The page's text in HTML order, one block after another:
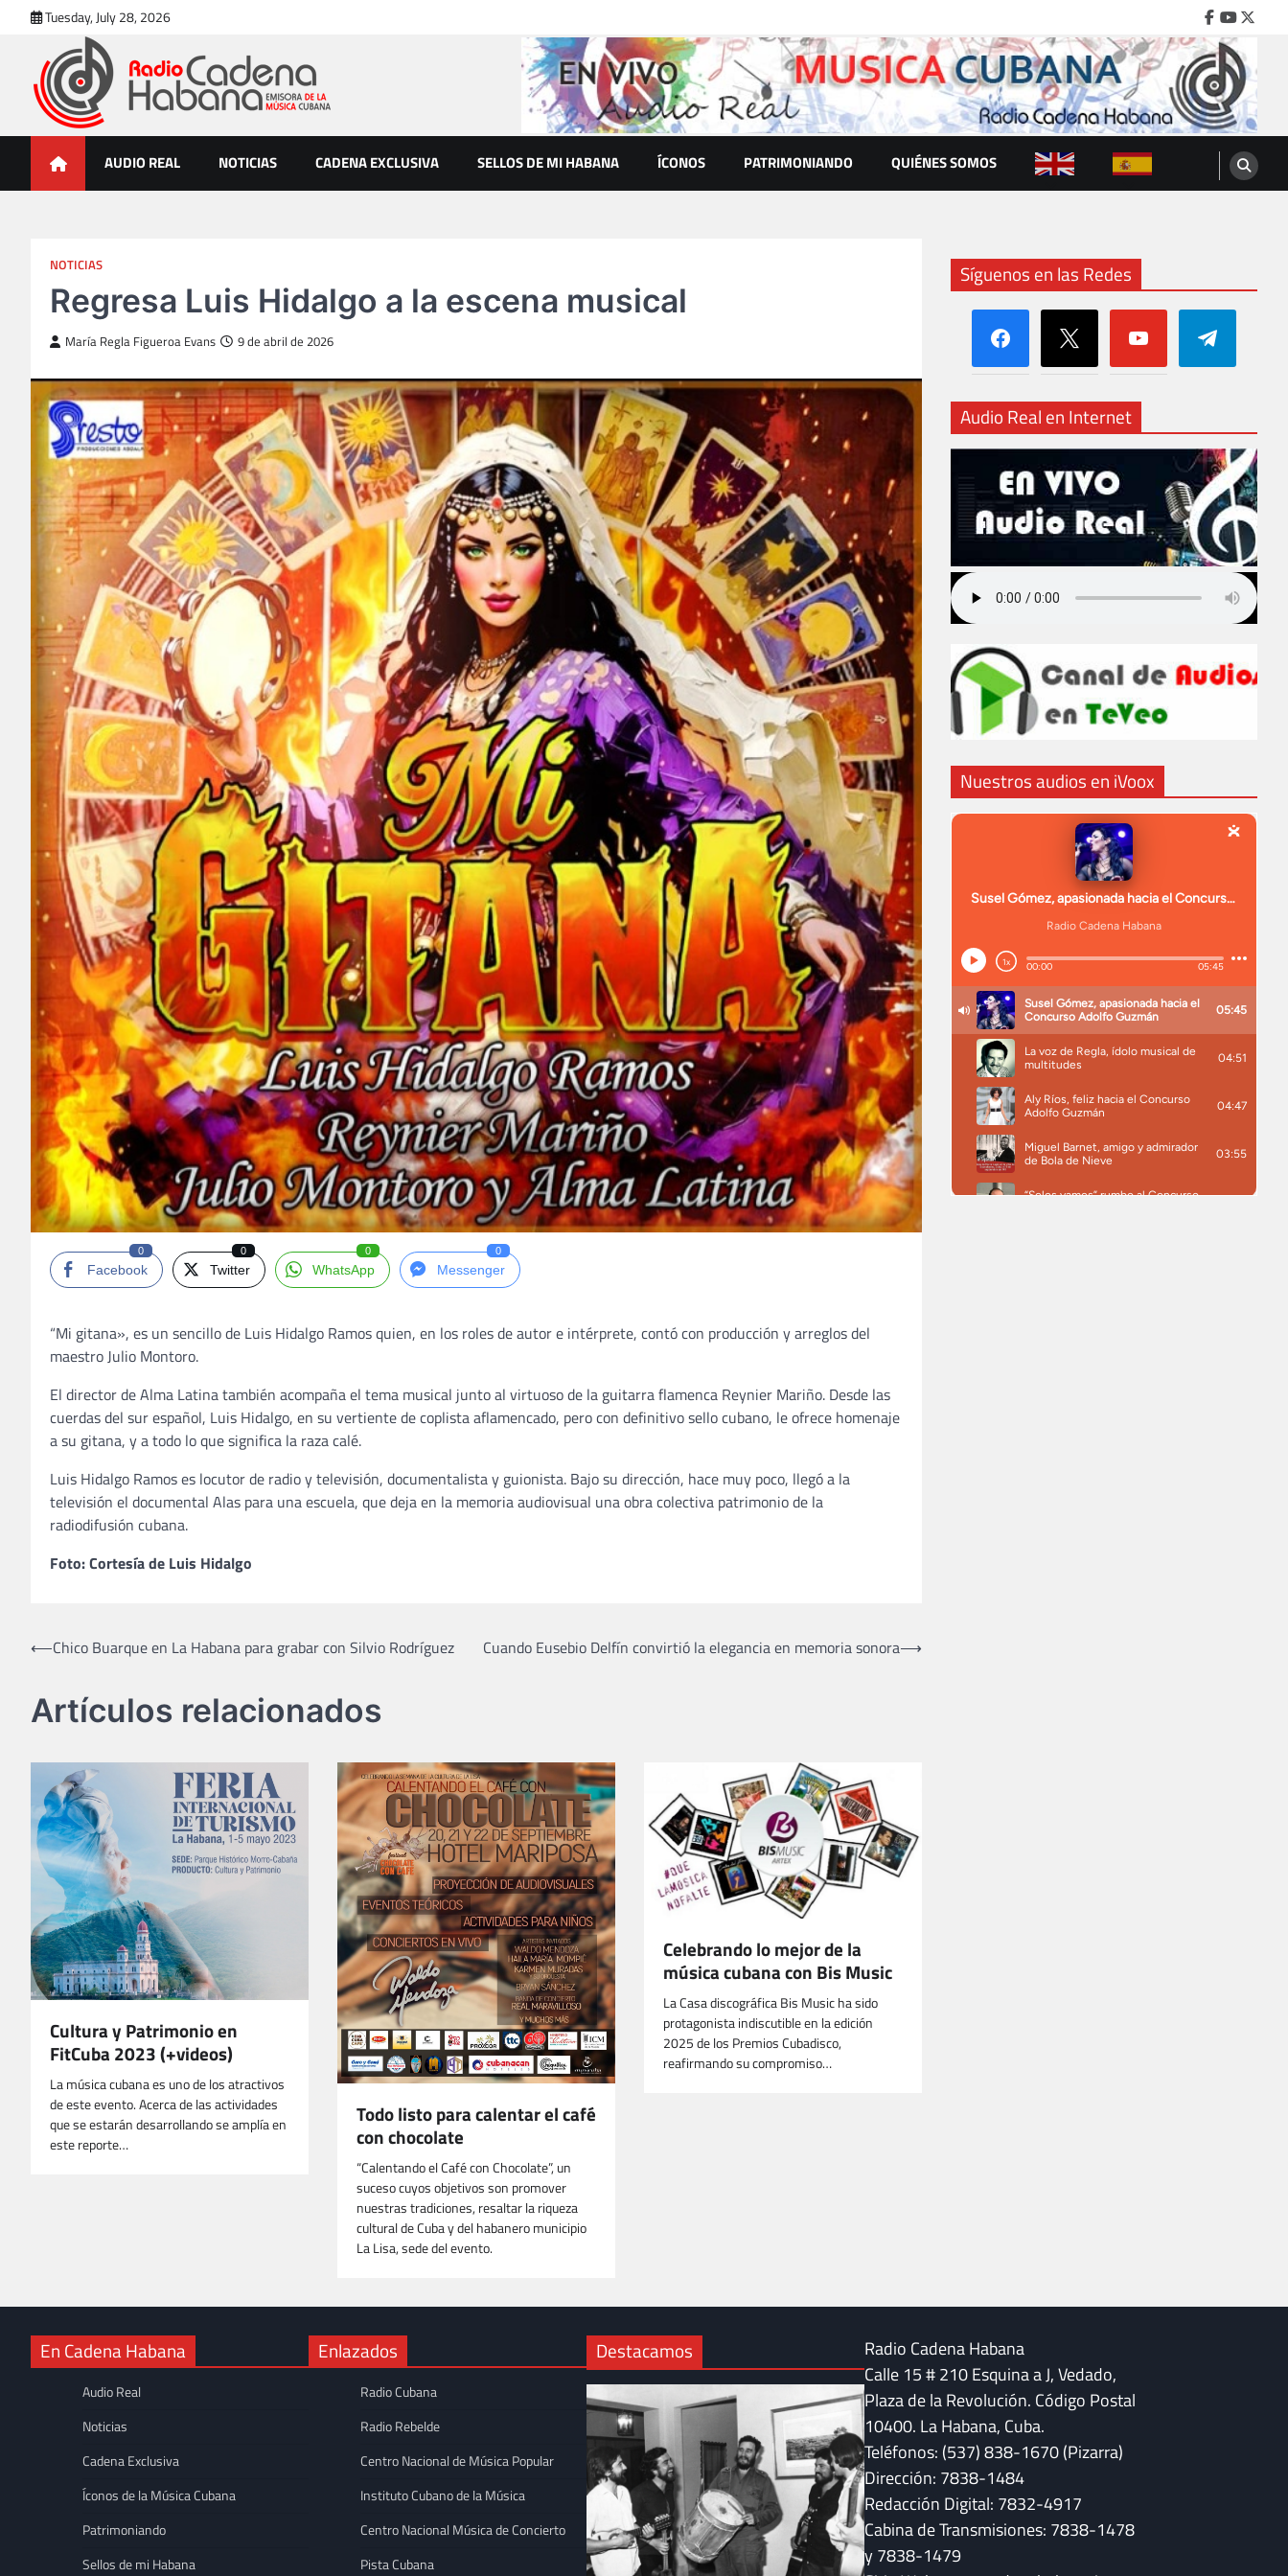
content
Tuesday, July 28, 2026 Facebook
Youtube
Radio Cadena Habana
AUDIO REAL NOTICIAS CADENA EXCLUSIVA SELLOS DE MI HABANA ÍCONOS PATRIMONIANDO QUIÉNES SOMOS
NOTICIAS
Regresa Luis Hidalgo a la escena musical
María Regla Figueroa Evans 9 de abril de 2026
Facebook
0
Twitter
0
WhatsApp
0
Messenger
0
“Mi gitana», es un sencillo de Luis Hidalgo Ramos quien, en los roles de autor e intérprete, contó con producción y arreglos del
maestro Julio Montoro.
El director de Alma Latina también acompaña el tema musical junto al virtuoso de la guitarra flamenca Reynier Mariño. Desde las
cuerdas del sur español, Luis Hidalgo, en su vertiente de coplista aflamencado, pero con definitivo sello cubano, le ofrece homenaje
a su gitana, y a todo lo que significa la raza calé.
Luis Hidalgo Ramos es locutor de radio y televisión, documentalista y guionista. Bajo su dirección, hace muy poco, llegó a la
televisión el documental Alas para una escuela, que deja en la memoria audiovisual una obra colectiva patrimonio de la
radiodifusión cubana.
Foto: Cortesía de Luis Hidalgo
Navegación
entradas
⟵Chico Buarque en La Habana para grabar con Silvio Rodríguez Cuando Eusebio Delfín convirtió la elegancia en memoria sonora⟶
Artículos relacionados
Cultura y Patrimonio en
FitCuba 2023 (+videos)
La música cubana es uno de los atractivos
de este evento. Acerca de las actividades
que se estarán desarrollando se amplía en
este reporte…
Todo listo para calentar el café
con chocolate
“Calentando el Café con Chocolate”, un
suceso cuyos objetivos son promover
nuestras tradiciones, resaltar la riqueza
cultural de Cuba y del habanero municipio
La Lisa, sede del evento.
Celebrando lo mejor de la
música cubana con Bis Music
La Casa discográfica Bis Music ha sido
protagonista indiscutible en la edición
2025 de los Premios Cubadisco,
reafirmando su compromiso…
Síguenos en las Redes
facebook x youtube telegram
Audio Real en Internet
Nuestros audios en iVoox
En Cadena Habana
Audio Real
Noticias
Cadena Exclusiva
Íconos de la Música Cubana
Patrimoniando
Sellos de mi Habana
Enlazados
Radio Cubana
Radio Rebelde
Centro Nacional de Música Popular
Instituto Cubano de la Música
Centro Nacional Música de Concierto
Pista Cubana
Destacamos
Radio Cadena Habana
Calle 15 # 210 Esquina a J, Vedado,
Plaza de la Revolución. Código Postal
10400. La Habana, Cuba.
Teléfonos: (537) 838-1670 (Pizarra)
Dirección: 7838-1484
Redacción Digital: 7832-4917
Cabina de Transmisiones: 7838-1478
y 7838-1479